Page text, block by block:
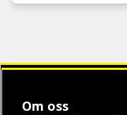
Om oss